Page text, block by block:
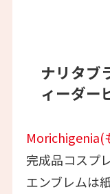
ナリタブ
ィーダー
Morichigenia(
完成品コスプ
エンブレムは